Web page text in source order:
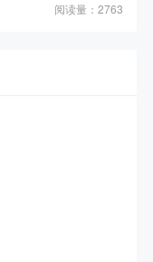
阅读量：2763